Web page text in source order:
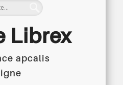
Librex
apcalis